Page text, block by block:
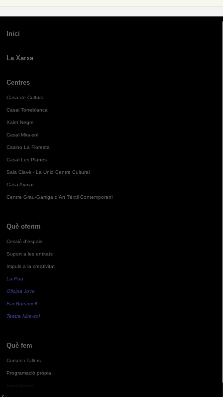
Inici
La Xarxa
Centres
Casa de Cultura
Casal Torreblanca
Xalet Negre
Casal Mira-sol
Casino La Floresta
Casal Les Planes
Sala Clavé - La Unió Centre Cultural
Casa Aymat
Centre Grau-Garriga d'Art Tèxtil Contemporani
Què oferim
Cessió d'espais
Suport a les entitats
Impuls a la creativitat
La Pua
Oficina Jove
Bar Bocamoll
Teatre Mira-sol
Què fem
Cursos i Tallers
Programació pròpia